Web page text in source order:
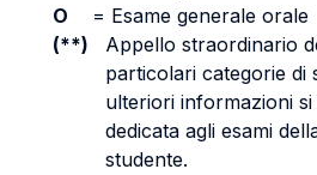
O
= Esame generale orale
(**)
Appello straordinario
particolari categorie di
ulteriori informazioni
dedicata agli esami
studente.